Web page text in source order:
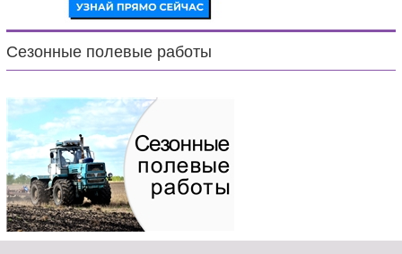
Сезонные полевые работы